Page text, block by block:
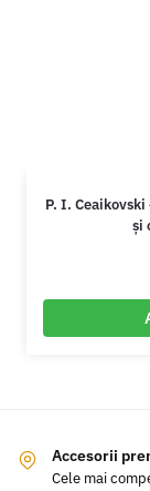
P. I.
și
Accesorii
Cele mai